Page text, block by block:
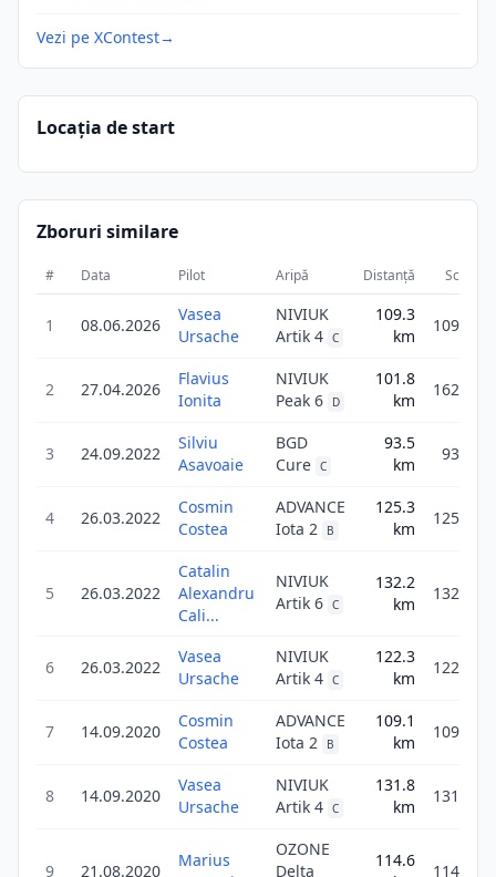
Vezi pe XContest→
Locația de start
Zboruri similare
# Data Pilot Aripă Distanță Scor
1 08.06.2026
Vasea
Ursache
NIVIUK
Artik 4 C
109.3
km
109.3
2 27.04.2026
Flavius
Ionita
NIVIUK
Peak 6
D
101.8
km
162.8
3 24.09.2022
Silviu
Asavoaie
BGD
Cure C
93.5
km
93.5
4 26.03.2022
Cosmin
Costea
ADVANCE
Iota 2
B
125.3
km
125.3
5 26.03.2022
Catalin
Alexandru
Cali...
NIVIUK
Artik 6 C
132.2
km
132.2
6 26.03.2022
Vasea
Ursache
NIVIUK
Artik 4 C
122.3
km
122.3
7 14.09.2020
Cosmin
Costea
ADVANCE
Iota 2
B
109.1
km
109.1
8 14.09.2020
Vasea
Ursache
NIVIUK
Artik 4 C
131.8
km
131.8
9 21.08.2020
Marius
OZONE
Delta
114.6
114.6